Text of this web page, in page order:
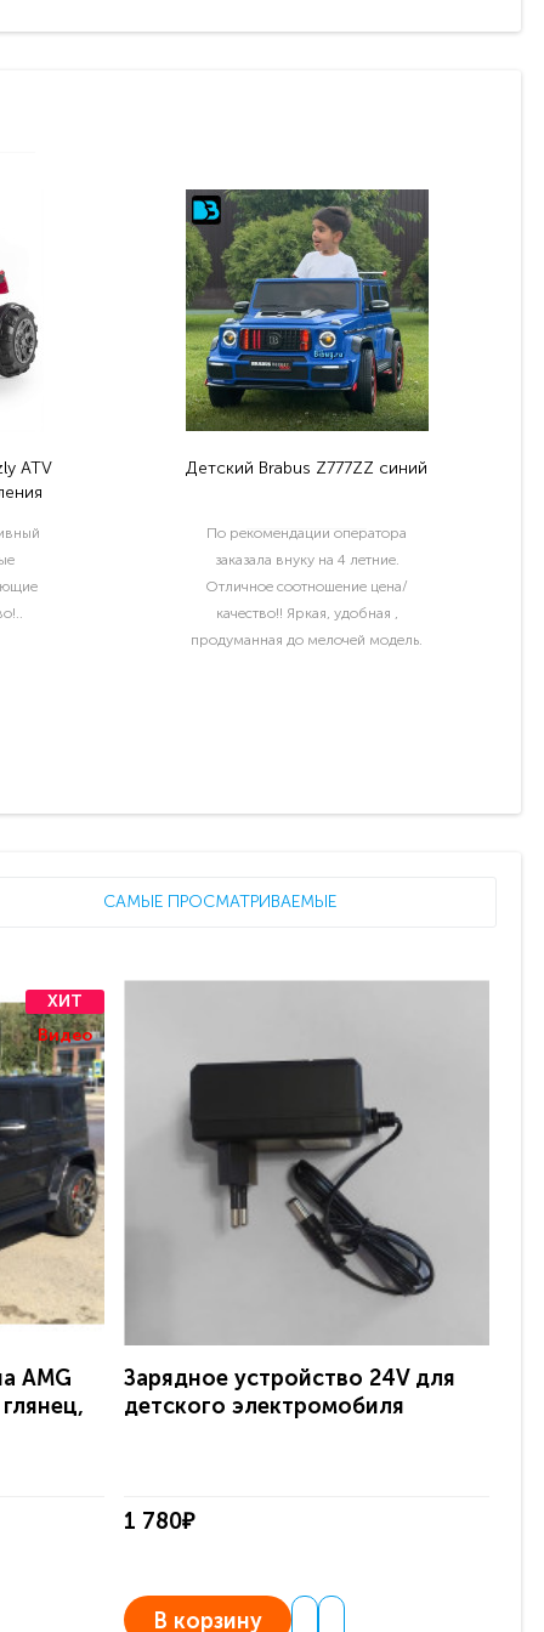
ATV
Детский Brabus Z777ZZ синий
По рекомендации оператора
заказала внуку на 4 летние.
Отличное соотношение цена/
качество!! Яркая, удобная ,
продуманная до мелочей модель.
САМЫЕ ПРОСМАТРИВАЕМЫЕ
ХИТ
Видео
AMG
Зарядное устройство 24V для
детского электромобиля
1 780₽
В корзину